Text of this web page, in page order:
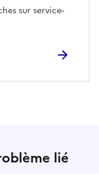
sur service-
lié